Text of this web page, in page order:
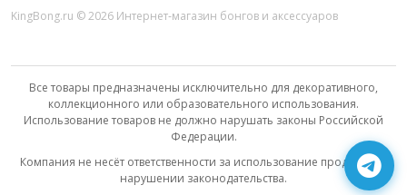
+7 (921) 961-25-10
KingBong.ru © 2026 Интернет‑магазин бонгов и аксессуаров
Все товары предназначены исключительно для декоративного,
коллекционного или образовательного использования.
Использование товаров не должно нарушать законы Российской
Федерации.
Компания не несёт ответственности за использование продукции в
нарушении законодательства.